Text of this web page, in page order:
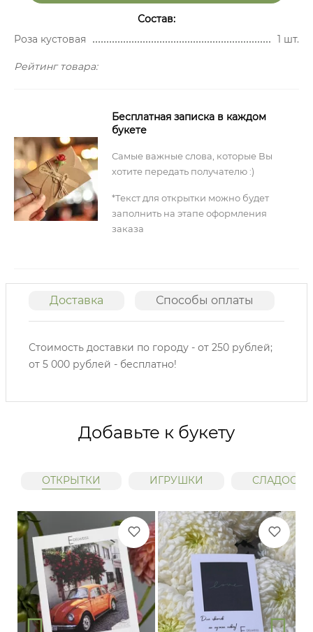
Состав:
Роза кустовая
1 шт.
Рейтинг товара:
Бесплатная записка в каждом
букете
Самые важные слова, которые Вы
хотите передать получателю :)
*Текст для открытки можно будет
заполнить на этапе оформления
заказа
Доставка Способы оплаты
Стоимость доставки по городу - от 250 рублей;
от 5 000 рублей - бесплатно!
Добавьте к букету
ОТКРЫТКИ ИГРУШКИ СЛАДОСТИ